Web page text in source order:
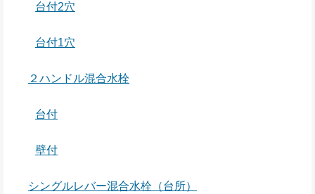
台付2穴
台付1穴
２ハンドル混合水栓
台付
壁付
シングルレバー混合水栓（台所）